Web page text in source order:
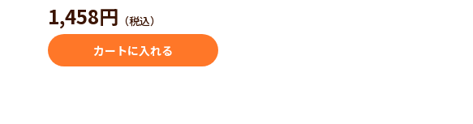
1,458円 （税込）
カートに入れる